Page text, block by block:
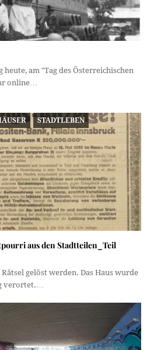
am "Tag des Österreichischen
online…
STADTLEBEN
aus den Stadtteilen_Teil
gelöst werden. Das Haus wurde
verortet.…